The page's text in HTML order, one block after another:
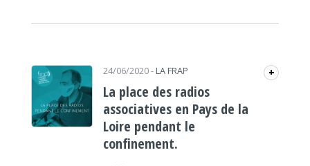
24/06/2020- LA FRAP +
La place des radios
associatives en Pays de la
Loire pendant le
confinement.